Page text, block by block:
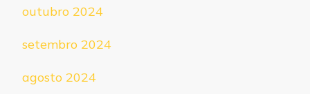
outubro 2024
setembro 2024
agosto 2024